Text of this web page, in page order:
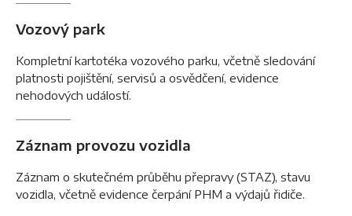
Vozový park
Kompletní kartotéka vozového parku, včetně sledování
platnosti pojištění, servisů a osvědčení, evidence
nehodových událostí.
Záznam provozu vozidla
Záznam o skutečném průběhu přepravy (STAZ), stavu
vozidla, včetně evidence čerpání PHM a výdajů řidiče.